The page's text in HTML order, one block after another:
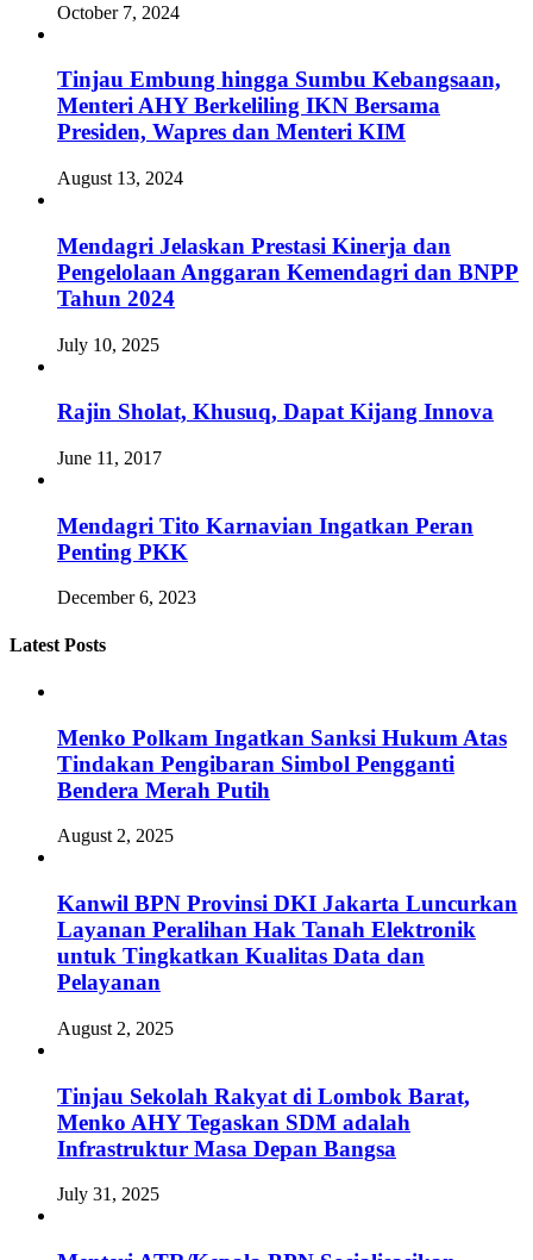
October 7, 2024
Tinjau Embung hingga Sumbu Kebangsaan,
Menteri AHY Berkeliling IKN Bersama
Presiden, Wapres dan Menteri KIM
August 13, 2024
Mendagri Jelaskan Prestasi Kinerja dan
Pengelolaan Anggaran Kemendagri dan BNPP
Tahun 2024
July 10, 2025
Rajin Sholat, Khusuq, Dapat Kijang Innova
June 11, 2017
Mendagri Tito Karnavian Ingatkan Peran
Penting PKK
December 6, 2023
Latest Posts
Menko Polkam Ingatkan Sanksi Hukum Atas
Tindakan Pengibaran Simbol Pengganti
Bendera Merah Putih
August 2, 2025
Kanwil BPN Provinsi DKI Jakarta Luncurkan
Layanan Peralihan Hak Tanah Elektronik
untuk Tingkatkan Kualitas Data dan
Pelayanan
August 2, 2025
Tinjau Sekolah Rakyat di Lombok Barat,
Menko AHY Tegaskan SDM adalah
Infrastruktur Masa Depan Bangsa
July 31, 2025